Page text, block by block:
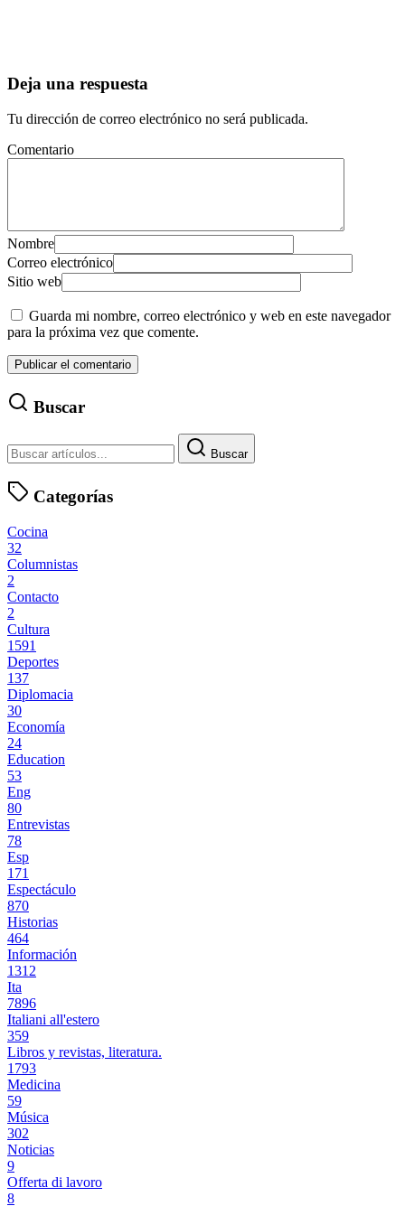
Deja una respuesta
Tu dirección de correo electrónico no será publicada.
Comentario
Nombre
Correo electrónico
Sitio web
Guarda mi nombre, correo electrónico y web en este navegador
para la próxima vez que comente.
Buscar
Buscar
Categorías
Cocina
32
Columnistas
2
Contacto
2
Cultura
1591
Deportes
137
Diplomacia
30
Economía
24
Education
53
Eng
80
Entrevistas
78
Esp
171
Espectáculo
870
Historias
464
Información
1312
Ita
7896
Italiani all'estero
359
Libros y revistas, literatura.
1793
Medicina
59
Música
302
Noticias
9
Offerta di lavoro
8